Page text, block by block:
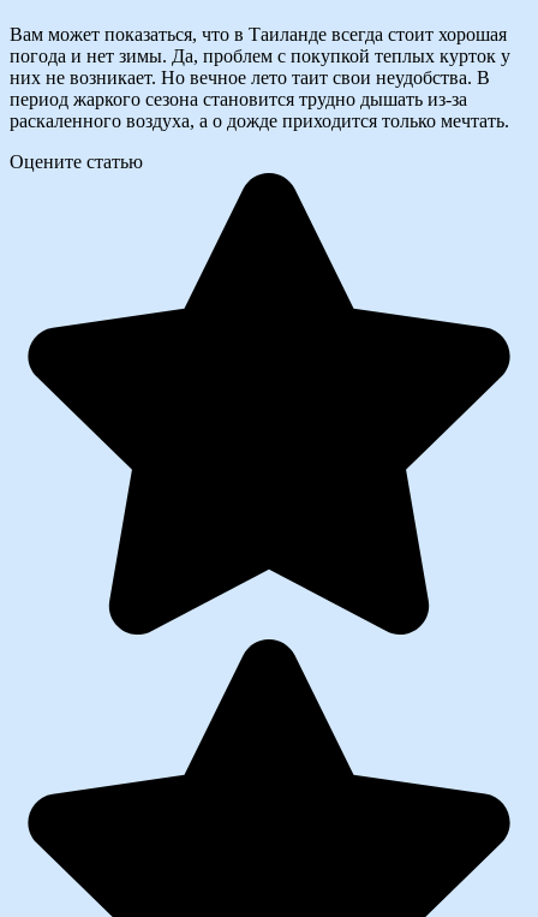
Вам может показаться, что в Таиланде всегда стоит хорошая
погода и нет зимы. Да, проблем с покупкой теплых курток у
них не возникает. Но вечное лето таит свои неудобства. В
период жаркого сезона становится трудно дышать из-за
раскаленного воздуха, а о дожде приходится только мечтать.
Оцените статью